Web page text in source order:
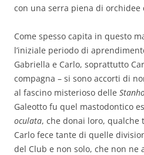
con una serra piena di orchidee
Come spesso capita in questo
l’iniziale periodo di
Gabriella e Carlo, soprattutto
compagna – si sono accorti di
al fascino misterioso delle
Galeotto fu quel mastodontico
oculata, che donai loro, qualche
Carlo fece tante di quelle
del Club e non solo, che non ne